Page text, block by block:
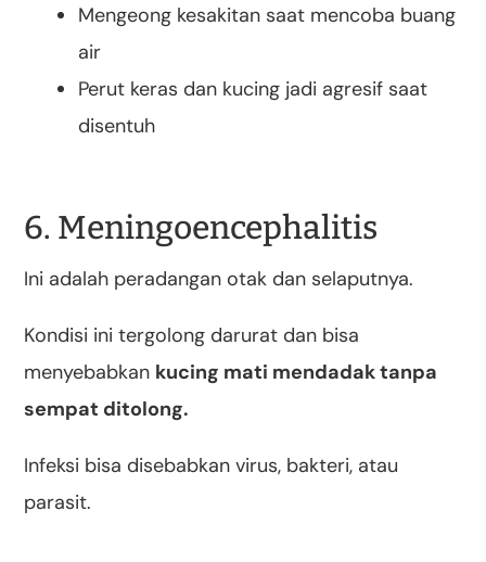
Mengeong kesakitan saat mencoba buang
air
Perut keras dan kucing jadi agresif saat
disentuh
6. Meningoencephalitis
Ini adalah peradangan otak dan selaputnya.
Kondisi ini tergolong darurat dan bisa
menyebabkan kucing mati mendadak tanpa
sempat ditolong.
Infeksi bisa disebabkan virus, bakteri, atau
parasit.